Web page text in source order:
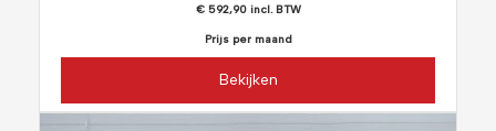
€ 592,90 incl. BTW
Prijs per maand
Bekijken